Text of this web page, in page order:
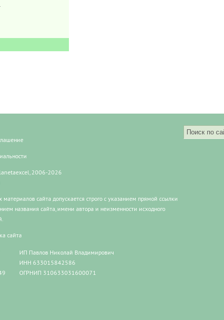
2006-2026
сайта допускается строго с указанием прямой ссылки
названия сайта, имени автора и неизменности исходного
сайта
ИП Павлов Николай Владимирович
ИНН 633015842586
ОГРНИП 310633031600071